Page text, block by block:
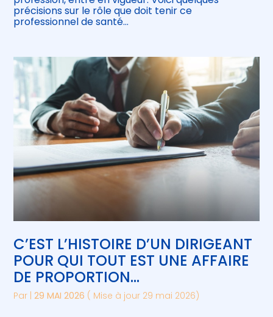
précisions sur le rôle que doit tenir ce
professionnel de santé…
C’EST L’HISTOIRE D’UN DIRIGEANT
POUR QUI TOUT EST UNE AFFAIRE
DE PROPORTION…
Par |29 MAI 2026 ( Mise à jour 29 mai 2026)